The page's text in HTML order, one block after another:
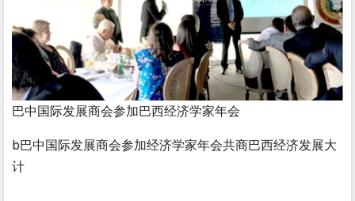
巴中国际发展商会参加巴西经济学家年会
b巴中国际发展商会参加经济学家年会共商巴西经济发展大
计